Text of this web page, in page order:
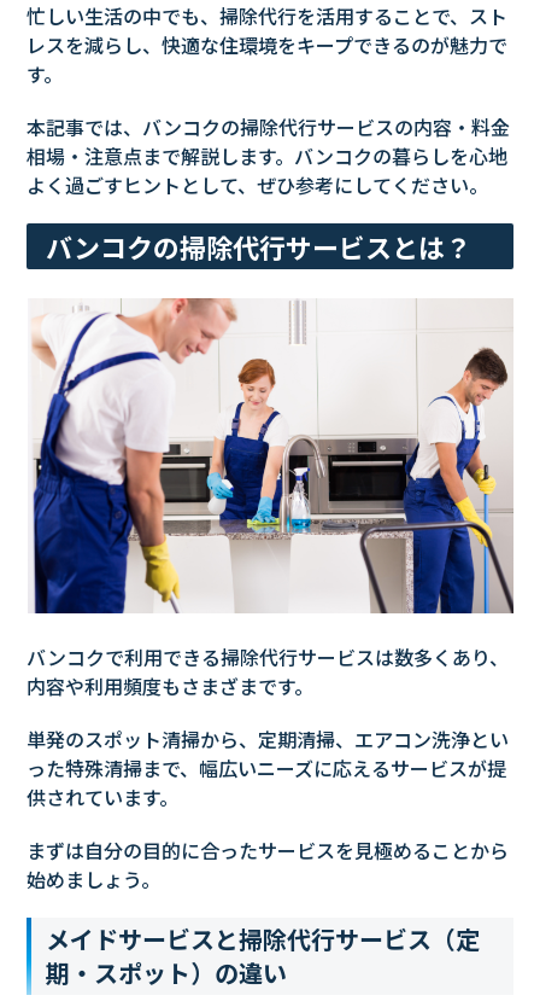
忙しい生活の中でも、掃除代行を活用することで、スト
レスを減らし、快適な住環境をキープできるのが魅力で
す。
本記事では、バンコクの掃除代行サービスの内容・料金
相場・注意点まで解説します。バンコクの暮らしを心地
よく過ごすヒントとして、ぜひ参考にしてください。
バンコクの掃除代行サービスとは？
バンコクで利用できる掃除代行サービスは数多くあり、
内容や利用頻度もさまざまです。
単発のスポット清掃から、定期清掃、エアコン洗浄とい
った特殊清掃まで、幅広いニーズに応えるサービスが提
供されています。
まずは自分の目的に合ったサービスを見極めることから
始めましょう。
メイドサービスと掃除代行サービス（定
期・スポット）の違い